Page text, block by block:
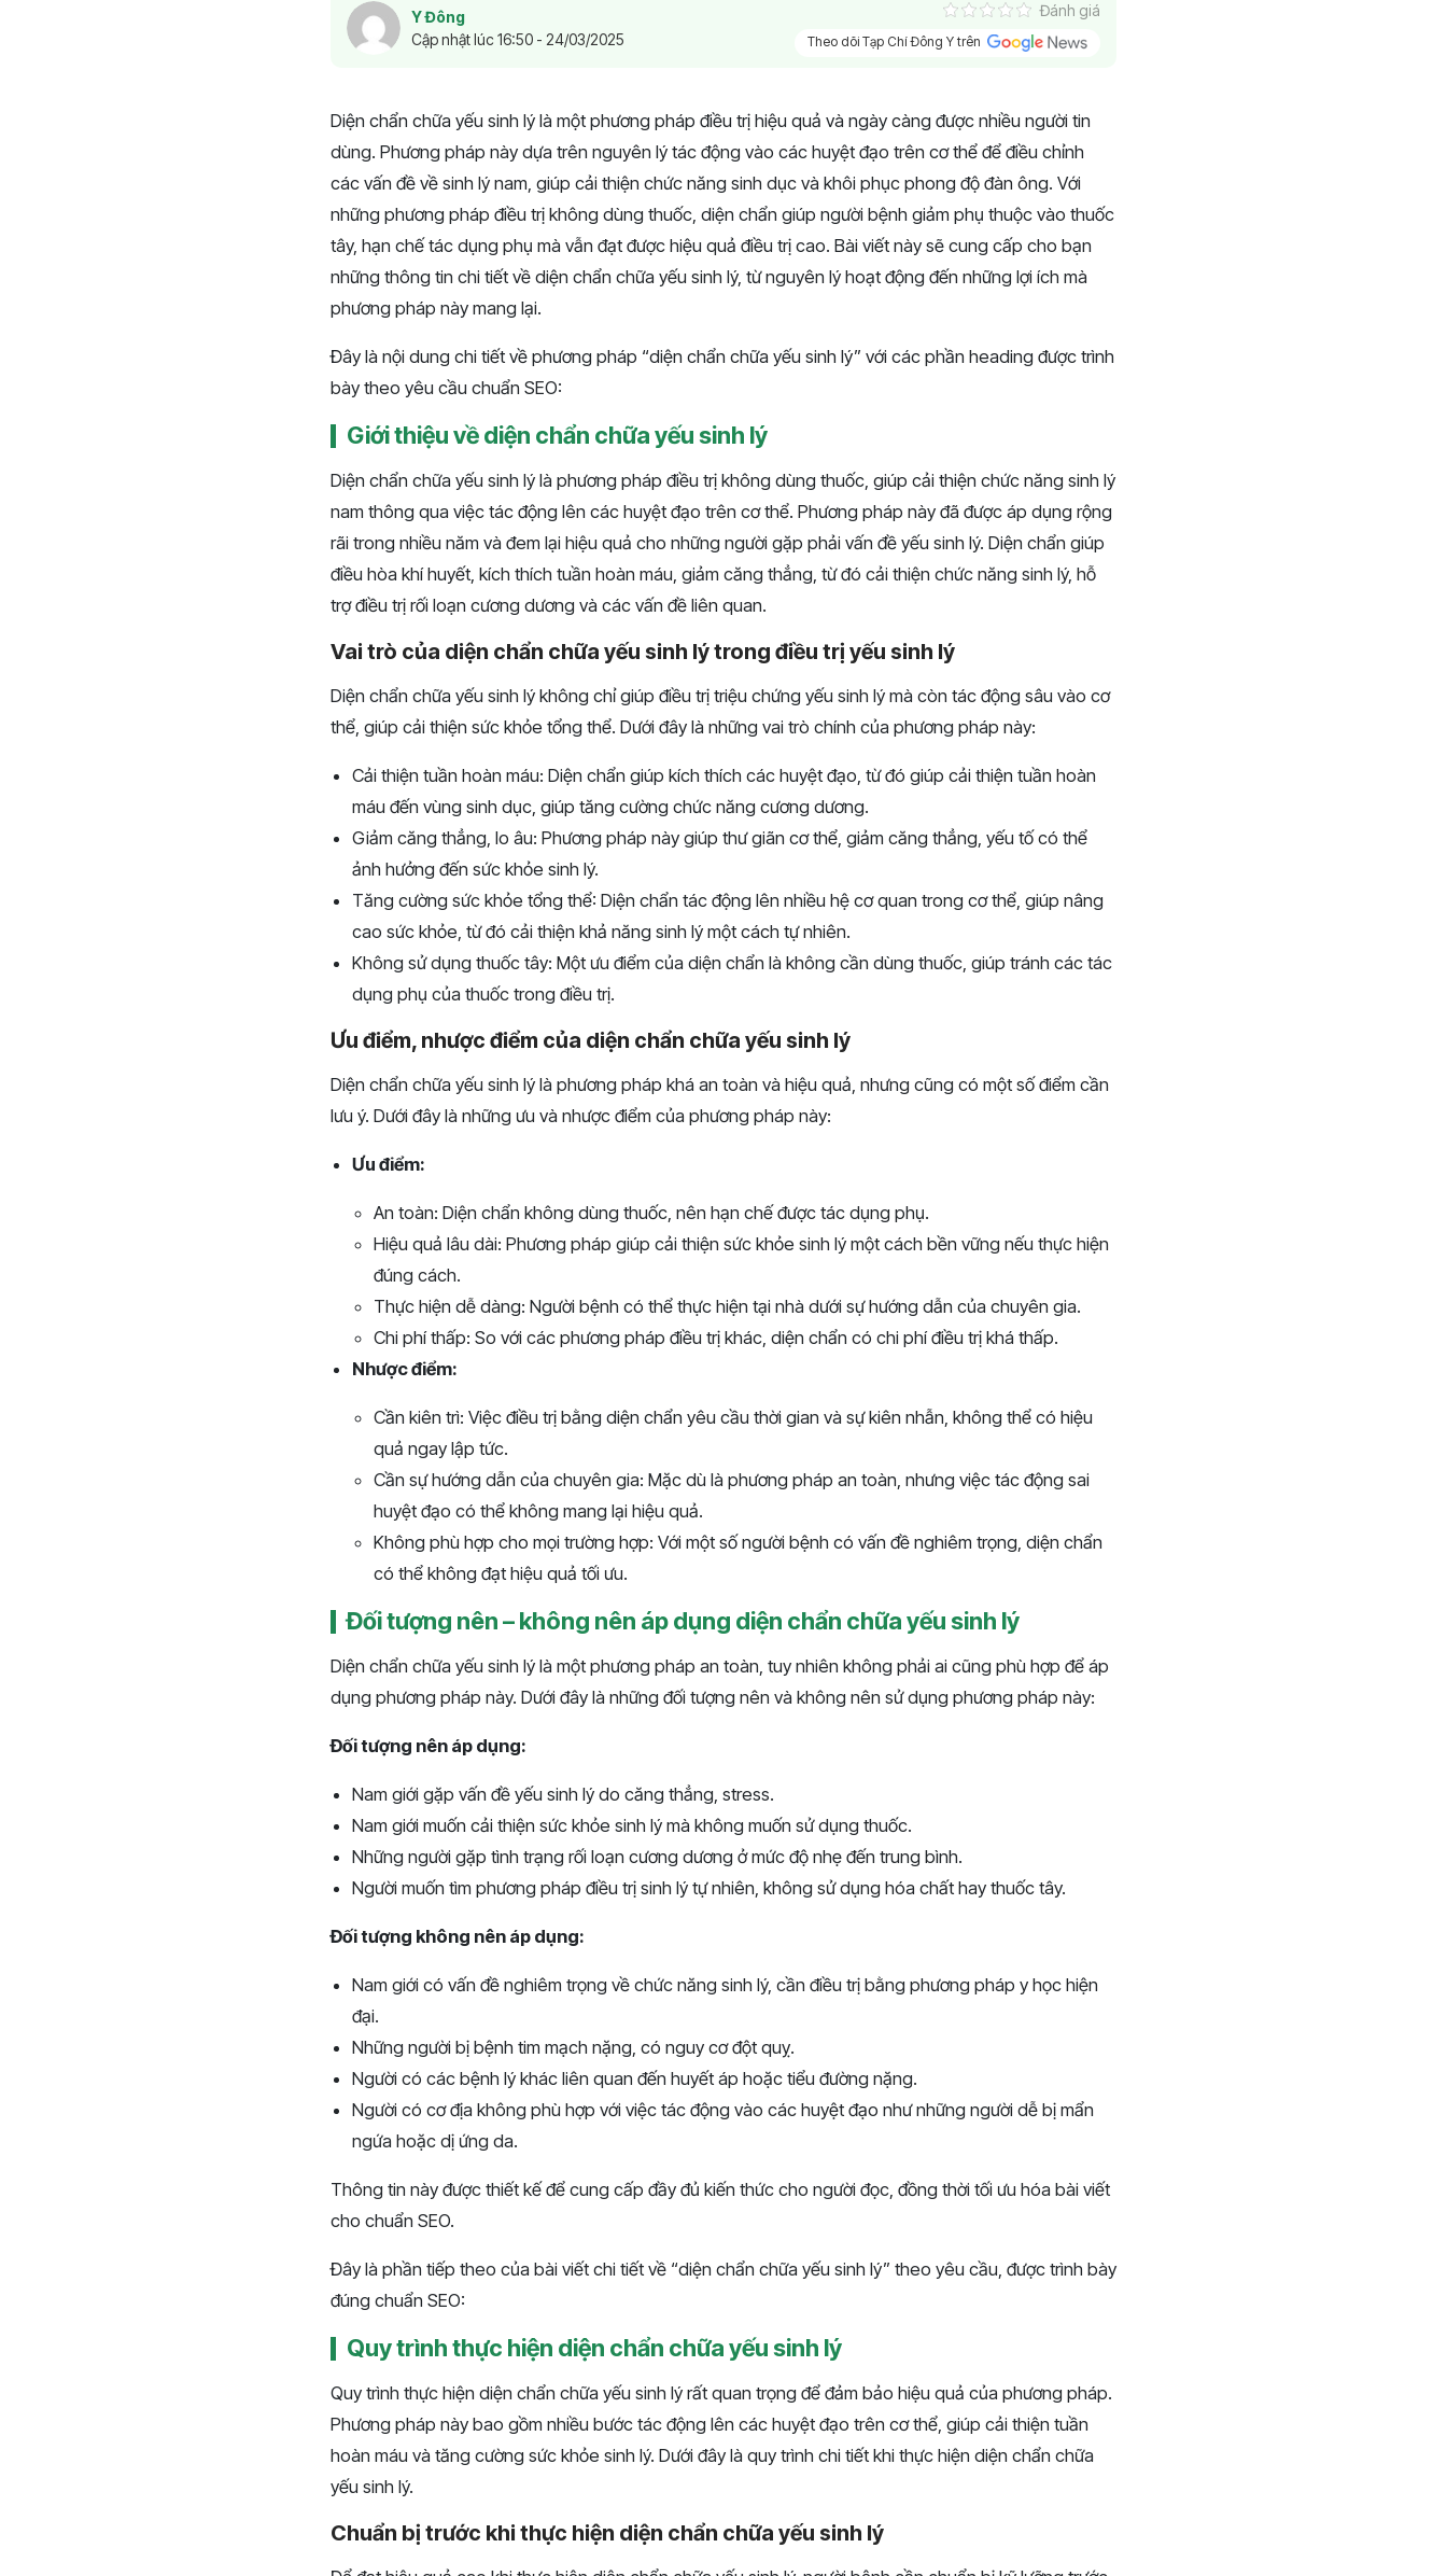
Y Đông
Cập nhật lúc 16:50 - 24/03/2025
Đánh giá
Theo dõi Tạp Chí Đông Y trên
Diện chẩn chữa yếu sinh lý là một phương pháp điều trị hiệu quả và ngày càng được nhiều người tin
dùng. Phương pháp này dựa trên nguyên lý tác động vào các huyệt đạo trên cơ thể để điều chỉnh
các vấn đề về sinh lý nam, giúp cải thiện chức năng sinh dục và khôi phục phong độ đàn ông. Với
những phương pháp điều trị không dùng thuốc, diện chẩn giúp người bệnh giảm phụ thuộc vào thuốc
tây, hạn chế tác dụng phụ mà vẫn đạt được hiệu quả điều trị cao. Bài viết này sẽ cung cấp cho bạn
những thông tin chi tiết về diện chẩn chữa yếu sinh lý, từ nguyên lý hoạt động đến những lợi ích mà
phương pháp này mang lại. ​​
Đây là nội dung chi tiết về phương pháp “diện chẩn chữa yếu sinh lý” với các phần heading được trình
bày theo yêu cầu chuẩn SEO:
Giới thiệu về diện chẩn chữa yếu sinh lý
Diện chẩn chữa yếu sinh lý là phương pháp điều trị không dùng thuốc, giúp cải thiện chức năng sinh lý
nam thông qua việc tác động lên các huyệt đạo trên cơ thể. Phương pháp này đã được áp dụng rộng
rãi trong nhiều năm và đem lại hiệu quả cho những người gặp phải vấn đề yếu sinh lý. Diện chẩn giúp
điều hòa khí huyết, kích thích tuần hoàn máu, giảm căng thẳng, từ đó cải thiện chức năng sinh lý, hỗ
trợ điều trị rối loạn cương dương và các vấn đề liên quan.
Vai trò của diện chẩn chữa yếu sinh lý trong điều trị yếu sinh lý
Diện chẩn chữa yếu sinh lý không chỉ giúp điều trị triệu chứng yếu sinh lý mà còn tác động sâu vào cơ
thể, giúp cải thiện sức khỏe tổng thể. Dưới đây là những vai trò chính của phương pháp này:
Cải thiện tuần hoàn máu: Diện chẩn giúp kích thích các huyệt đạo, từ đó giúp cải thiện tuần hoàn
máu đến vùng sinh dục, giúp tăng cường chức năng cương dương.
Giảm căng thẳng, lo âu: Phương pháp này giúp thư giãn cơ thể, giảm căng thẳng, yếu tố có thể
ảnh hưởng đến sức khỏe sinh lý.
Tăng cường sức khỏe tổng thể: Diện chẩn tác động lên nhiều hệ cơ quan trong cơ thể, giúp nâng
cao sức khỏe, từ đó cải thiện khả năng sinh lý một cách tự nhiên.
Không sử dụng thuốc tây: Một ưu điểm của diện chẩn là không cần dùng thuốc, giúp tránh các tác
dụng phụ của thuốc trong điều trị.
Ưu điểm, nhược điểm của diện chẩn chữa yếu sinh lý
Diện chẩn chữa yếu sinh lý là phương pháp khá an toàn và hiệu quả, nhưng cũng có một số điểm cần
lưu ý. Dưới đây là những ưu và nhược điểm của phương pháp này:
Ưu điểm:
An toàn: Diện chẩn không dùng thuốc, nên hạn chế được tác dụng phụ.
Hiệu quả lâu dài: Phương pháp giúp cải thiện sức khỏe sinh lý một cách bền vững nếu thực hiện
đúng cách.
Thực hiện dễ dàng: Người bệnh có thể thực hiện tại nhà dưới sự hướng dẫn của chuyên gia.
Chi phí thấp: So với các phương pháp điều trị khác, diện chẩn có chi phí điều trị khá thấp.
Nhược điểm:
Cần kiên trì: Việc điều trị bằng diện chẩn yêu cầu thời gian và sự kiên nhẫn, không thể có hiệu
quả ngay lập tức.
Cần sự hướng dẫn của chuyên gia: Mặc dù là phương pháp an toàn, nhưng việc tác động sai
huyệt đạo có thể không mang lại hiệu quả.
Không phù hợp cho mọi trường hợp: Với một số người bệnh có vấn đề nghiêm trọng, diện chẩn
có thể không đạt hiệu quả tối ưu.
Đối tượng nên – không nên áp dụng diện chẩn chữa yếu sinh lý
Diện chẩn chữa yếu sinh lý là một phương pháp an toàn, tuy nhiên không phải ai cũng phù hợp để áp
dụng phương pháp này. Dưới đây là những đối tượng nên và không nên sử dụng phương pháp này:
Đối tượng nên áp dụng:
Nam giới gặp vấn đề yếu sinh lý do căng thẳng, stress.
Nam giới muốn cải thiện sức khỏe sinh lý mà không muốn sử dụng thuốc.
Những người gặp tình trạng rối loạn cương dương ở mức độ nhẹ đến trung bình.
Người muốn tìm phương pháp điều trị sinh lý tự nhiên, không sử dụng hóa chất hay thuốc tây.
Đối tượng không nên áp dụng:
Nam giới có vấn đề nghiêm trọng về chức năng sinh lý, cần điều trị bằng phương pháp y học hiện
đại.
Những người bị bệnh tim mạch nặng, có nguy cơ đột quỵ.
Người có các bệnh lý khác liên quan đến huyết áp hoặc tiểu đường nặng.
Người có cơ địa không phù hợp với việc tác động vào các huyệt đạo như những người dễ bị mẩn
ngứa hoặc dị ứng da.
Thông tin này được thiết kế để cung cấp đầy đủ kiến thức cho người đọc, đồng thời tối ưu hóa bài viết
cho chuẩn SEO. ​​
Đây là phần tiếp theo của bài viết chi tiết về “diện chẩn chữa yếu sinh lý” theo yêu cầu, được trình bày
đúng chuẩn SEO:
Quy trình thực hiện diện chẩn chữa yếu sinh lý
Quy trình thực hiện diện chẩn chữa yếu sinh lý rất quan trọng để đảm bảo hiệu quả của phương pháp.
Phương pháp này bao gồm nhiều bước tác động lên các huyệt đạo trên cơ thể, giúp cải thiện tuần
hoàn máu và tăng cường sức khỏe sinh lý. Dưới đây là quy trình chi tiết khi thực hiện diện chẩn chữa
yếu sinh lý.
Chuẩn bị trước khi thực hiện diện chẩn chữa yếu sinh lý